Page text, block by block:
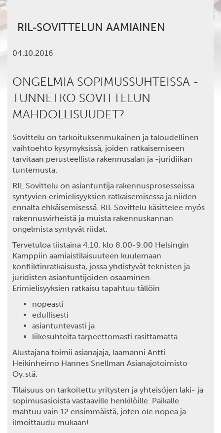
RIL-SOVITTELUN AAMIAINEN
04.10.2016
ONGELMIA SOPIMUSSUHTEISSA -
TUNNETKO SOVITTELUN
MAHDOLLISUUDET?
Sovittelu on tarkoituksenmukainen ja taloudellinen
vaihtoehto kysymyksissä, joiden ratkaisemiseen
tarvitaan perusteellista rakennusalan ja -juridiikan
tuntemusta.
RIL Sovittelu on asiantuntija rakennusprosesseissa
syntyvien erimielisyyksien ratkaisemisessa ja niiden
ennalta ehkäisemisessä. RIL Sovittelu käsittelee myös
rakennusvirheistä ja muista rakennuskannan
ongelmista syntyvät riidat.
Tervetuloa tiistaina 4.10. klo 8.00-9.00 Helsingin
Kamppiin aamiaistilaisuuteen kuulemaan
konfliktinratkaisusta, jossa yhdistyvät teknisten ja
juridisten asiantuntijoiden osaaminen.
Erimielisyyksien ratkaisu tapahtuu tällöin
nopeasti
edullisesti
asiantuntevasti ja
liikesuhteita tarpeettomasti rasittamatta.
Alustajana toimii asianajaja, laamanni Antti
Heikinheimo Hannes Snellman Asianajotoimisto
Oy:stä.
Tilaisuus on tarkoitettu yritysten ja yhteisöjen laki- ja
sopimusasioista vastaaville henkilöille. Paikalle
mahtuu vain 12 ensimmäistä, joten ole nopea ja
ilmoittaudu mukaan!